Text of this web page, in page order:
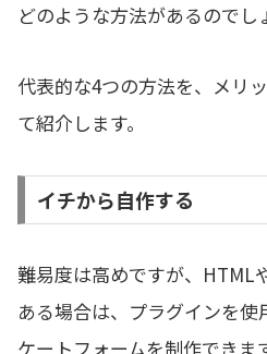
どのような方法があるのでし
代表的な4つの方法を、メリ
て紹介します。
イチから自作する
難易度は高めですが、HTML
ある場合は、プラグインを
ケートフォームを制作できま